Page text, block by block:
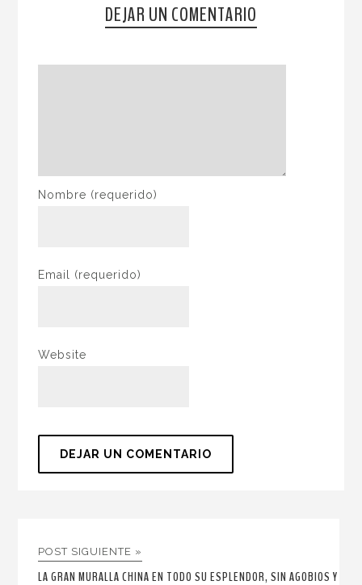
DEJAR UN COMENTARIO
Nombre (requerido)
Email (requerido)
Website
POST SIGUIENTE »
LA GRAN MURALLA CHINA EN TODO SU ESPLENDOR, SIN AGOBIOS Y